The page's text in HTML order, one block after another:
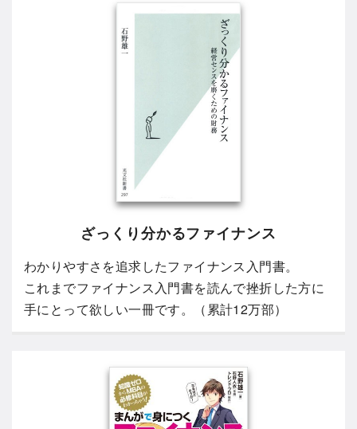
ざっくり分かるファイナンス
わかりやすさを追求したファイナンス入門書。
これまでファイナンス入門書を読んで挫折した方に
手にとって欲しい一冊です。（累計12万部）